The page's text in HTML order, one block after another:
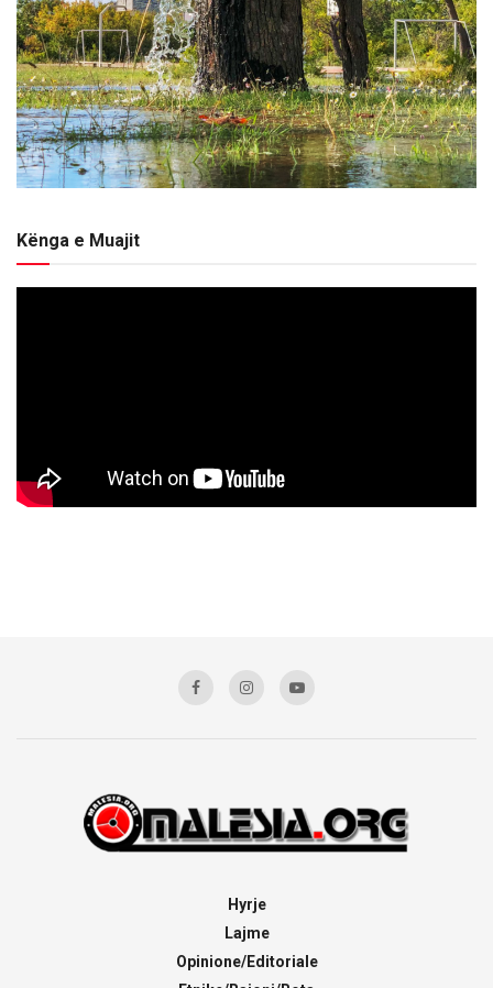
Kënga e Muajit
Hyrje
Lajme
Opinione/Editoriale